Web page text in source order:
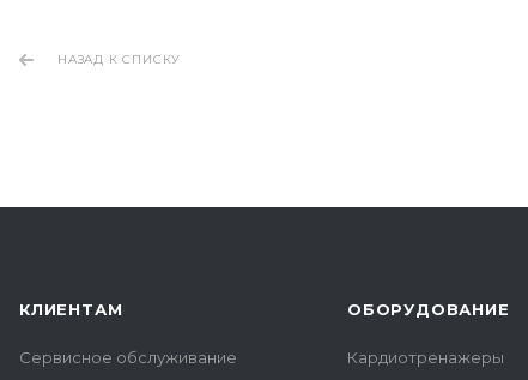
НАЗАД К СПИСКУ
КЛИЕНТАМ
Сервисное обслуживание
ОБОРУДОВАНИЕ
Кардиотренажеры